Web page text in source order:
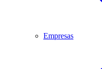
Empresas